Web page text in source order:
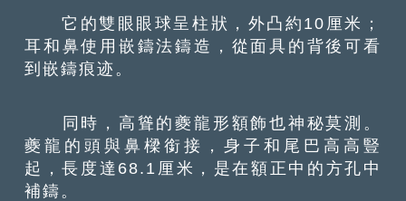
它的雙眼眼球呈柱狀，外凸約10厘米；
耳和鼻使用嵌鑄法鑄造，從面具的背後可看
到嵌鑄痕迹。
同時，高聳的夔龍形額飾也神秘莫測。
夔龍的頭與鼻樑銜接，身子和尾巴高高豎
起，長度達68.1厘米，是在額正中的方孔中
補鑄。